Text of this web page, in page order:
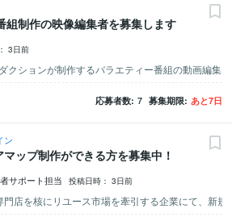
制作の映像編集者を募集します
3日前
応募者数 7 募集期限 あと7日
ン
マップ制作ができる方を募集中！
サポート担当 投稿日時： 3日前